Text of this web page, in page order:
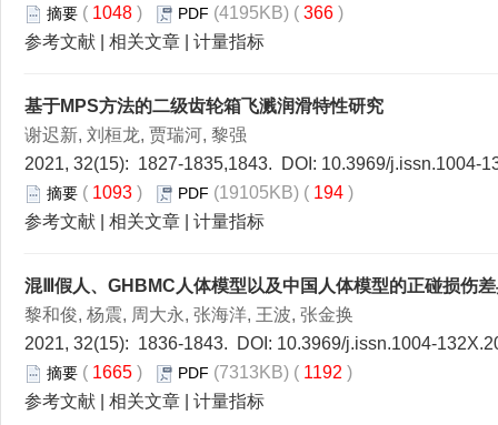
摘要 ( 1048 ) PDF (4195KB) ( 366 )
参考文献
相关文章 计量指标
基于MPS方法的二级齿轮箱飞溅润滑特性研究
谢迟新, 刘桓龙, 贾瑞河, 黎强
2021, 32(15): 1827-1835,1843. DOI: 10.3969/j.issn.1004-
摘要 ( 1093 ) PDF (19105KB) ( 194 )
参考文献
相关文章 计量指标
混Ⅲ假人、GHBMC人体模型以及中国人体模型的正碰损伤
黎和俊, 杨震, 周大永, 张海洋, 王波, 张金换
2021, 32(15): 1836-1843. DOI: 10.3969/j.issn.1004-
摘要 ( 1665 ) PDF (7313KB) ( 1192 )
参考文献
相关文章 计量指标